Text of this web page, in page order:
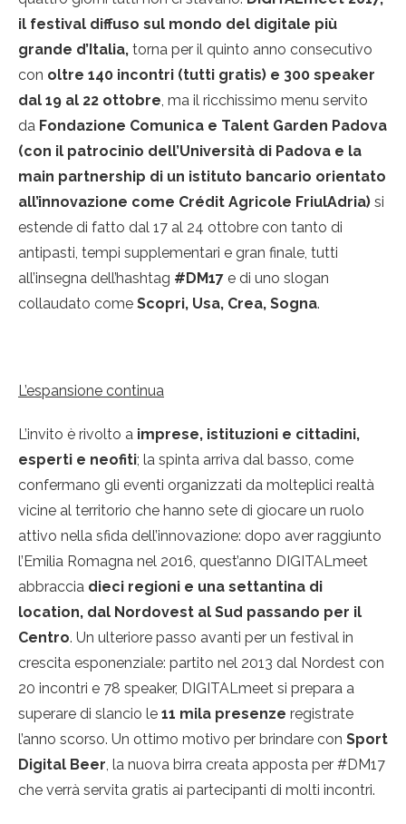
il festival diffuso sul mondo del digitale più
grande d’Italia, torna per il quinto anno consecutivo
con oltre 140 incontri (tutti gratis) e 300 speaker
dal 19 al 22 ottobre, ma il ricchissimo menu servito
da Fondazione Comunica e Talent Garden Padova
(con il patrocinio dell’Università di Padova e la
main partnership di un istituto bancario orientato
all’innovazione come Crédit Agricole FriulAdria) si
estende di fatto dal 17 al 24 ottobre con tanto di
antipasti, tempi supplementari e gran finale, tutti
all’insegna dell’hashtag #DM17 e di uno slogan
collaudato come Scopri, Usa, Crea, Sogna.
L’espansione continua
L’invito è rivolto a imprese, istituzioni e cittadini,
esperti e neofiti; la spinta arriva dal basso, come
confermano gli eventi organizzati da molteplici realtà
vicine al territorio che hanno sete di giocare un ruolo
attivo nella sfida dell’innovazione: dopo aver raggiunto
l’Emilia Romagna nel 2016, quest’anno DIGITALmeet
abbraccia dieci regioni e una settantina di
location, dal Nordovest al Sud passando per il
Centro. Un ulteriore passo avanti per un festival in
crescita esponenziale: partito nel 2013 dal Nordest con
20 incontri e 78 speaker, DIGITALmeet si prepara a
superare di slancio le 11 mila presenze registrate
l’anno scorso. Un ottimo motivo per brindare con Sport
Digital Beer, la nuova birra creata apposta per #DM17
che verrà servita gratis ai partecipanti di molti incontri.